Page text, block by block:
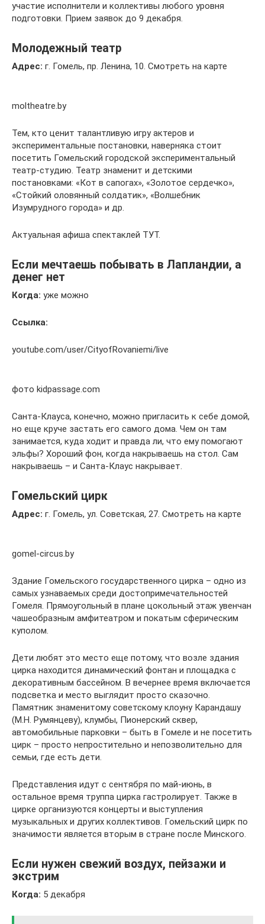
участие исполнители и коллективы любого уровня
подготовки. Прием заявок до 9 декабря.
Молодежный театр
Адрес: г. Гомель, пр. Ленина, 10. Смотреть на карте
moltheatre.by
Тем, кто ценит талантливую игру актеров и
экспериментальные постановки, наверняка стоит
посетить Гомельский городской экспериментальный
театр-студию. Театр знаменит и детскими
постановками: «Кот в сапогах», «Золотое сердечко»,
«Стойкий оловянный солдатик», «Волшебник
Изумрудного города» и др.
Актуальная афиша спектаклей ТУТ.
Если мечтаешь побывать в Лапландии, а
денег нет
Когда: уже можно
Ссылка:
youtube.com/user/CityofRovaniemi/live
фото kidpassage.com
Санта-Клауса, конечно, можно пригласить к себе домой,
но еще круче застать его самого дома. Чем он там
занимается, куда ходит и правда ли, что ему помогают
эльфы? Хороший фон, когда накрываешь на стол. Сам
накрываешь – и Санта-Клаус накрывает.
Гомельский цирк
Адрес: г. Гомель, ул. Советская, 27. Смотреть на карте
gomel-circus.by
Здание Гомельского государственного цирка – одно из
самых узнаваемых среди достопримечательностей
Гомеля. Прямоугольный в плане цокольный этаж увенчан
чашеобразным амфитеатром и покатым сферическим
куполом.
Дети любят это место еще потому, что возле здания
цирка находится динамический фонтан и площадка с
декоративным бассейном. В вечернее время включается
подсветка и место выглядит просто сказочно.
Памятник знаменитому советскому клоуну Карандашу
(М.Н. Румянцеву), клумбы, Пионерский сквер,
автомобильные парковки – быть в Гомеле и не посетить
цирк – просто непростительно и непозволительно для
семьи, где есть дети.
Представления идут с сентября по май-июнь, в
остальное время труппа цирка гастролирует. Также в
цирке организуются концерты и выступления
музыкальных и других коллективов. Гомельский цирк по
значимости является вторым в стране после Минского.
Если нужен свежий воздух, пейзажи и
экстрим
Когда: 5 декабря